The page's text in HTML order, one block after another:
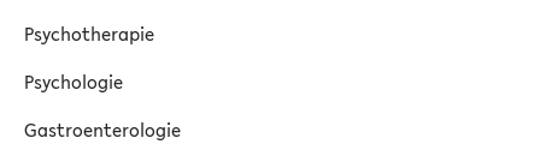
Psychotherapie
Psychologie
Gastroenterologie